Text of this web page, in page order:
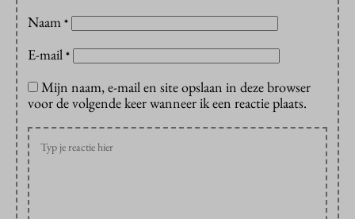
Naam *
E-mail *
Mijn naam, e-mail en site opslaan in deze browser
voor de volgende keer wanneer ik een reactie plaats.